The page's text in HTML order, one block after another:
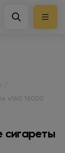
v160 16000
сигареты